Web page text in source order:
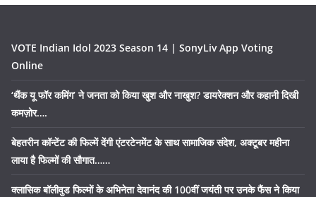
VOTE Indian Idol 2023 Season 14 | SonyLiv App Voting
Online
‘थैंक यू फॉर कमिंग’ ने जनता को किया खुश और नाखुश? डायरेक्शन और कहानी दिखी
कमज़ोर….
बेहतरीन कॉन्टेंट की फिल्में देंगी एंटरटेनमेंट के साथ सामाजिक संदेश, अक्टूबर महीना
लाया है फिल्मों की सौगात……
क्लासिक बॉलीवुड फिल्मों के अभिनेता देवानंद की 100वीं जयंती पर उनके फैंस ने किया